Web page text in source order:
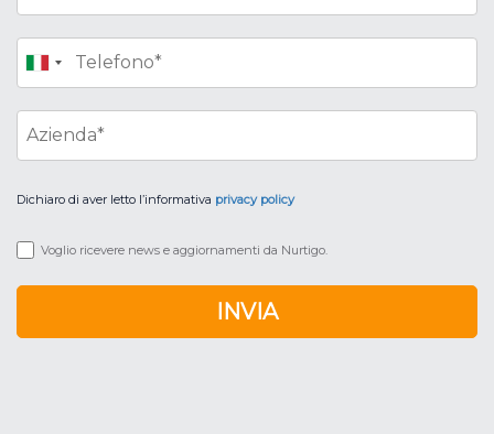
Dichiaro di aver letto l’informativa privacy policy
Voglio ricevere news e aggiornamenti da Nurtigo.
INVIA